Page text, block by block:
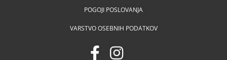
POGOJI POSLOVANJA
VARSTVO OSEBNIH PODATKOV